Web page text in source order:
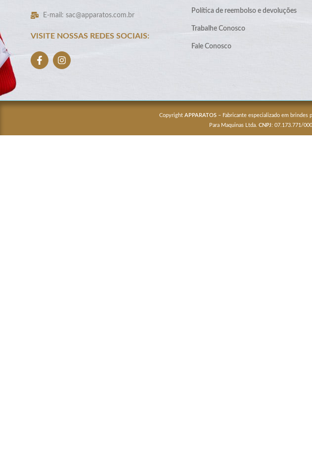
E-mail: sac@apparatos.com.br
VISITE NOSSAS REDES SOCIAIS:
Política de reembolso e devoluções
Trabalhe Conosco
Fale Conosco
Copyright APPARATOS – Fabricante especializado em brindes
Para Maquinas Ltda. CNPJ: 07.173.771/